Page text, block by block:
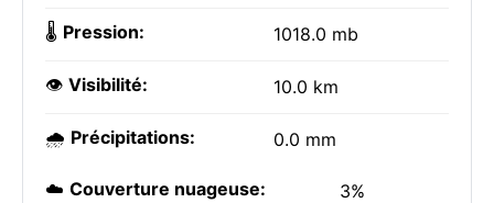
🌡️ Pression: 1018.0 mb
👁️ Visibilité: 10.0 km
🌧️ Précipitations: 0.0 mm
☁️ Couverture nuageuse: 3%